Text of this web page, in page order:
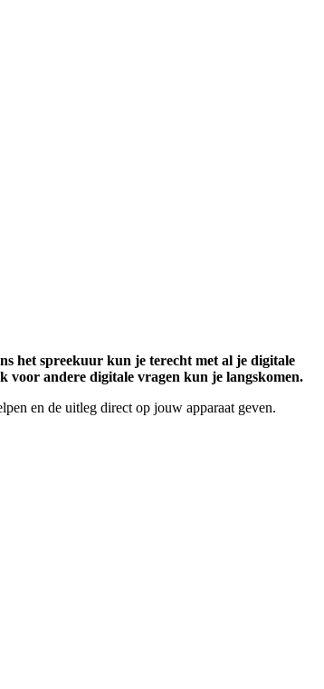
het spreekuur kun je terecht met al je digitale
voor andere digitale vragen kun je langskomen.
en de uitleg direct op jouw apparaat geven.